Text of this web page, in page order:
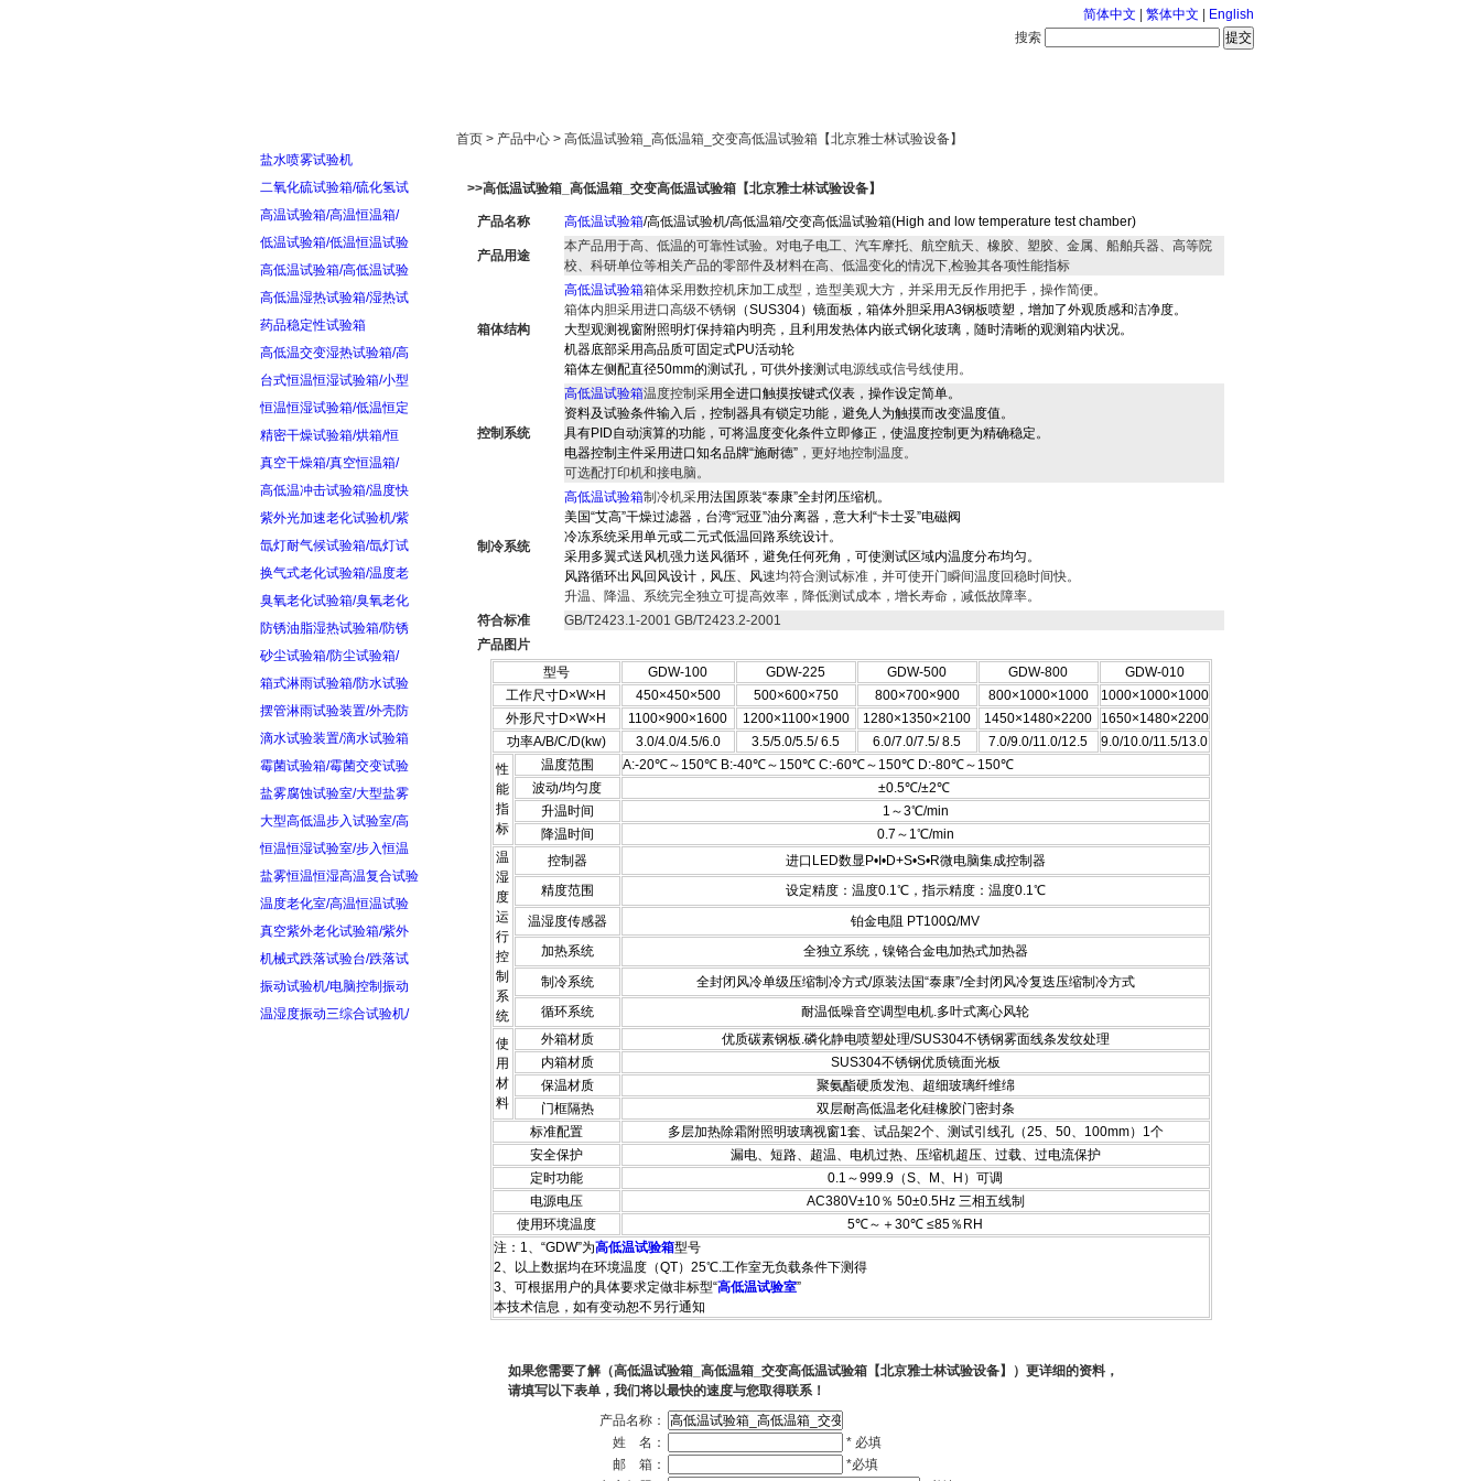
简体中文 繁体中文
English
搜索
盐水喷雾试验机
二氧化硫试验箱/硫化氢试
高温试验箱/高温恒温箱/
低温试验箱/低温恒温试验
高低温试验箱/高低温试验
高低温湿热试验箱/湿热试
药品稳定性试验箱
高低温交变湿热试验箱/高
台式恒温恒湿试验箱/小型
恒温恒湿试验箱/低温恒定
精密干燥试验箱/烘箱/恒
真空干燥箱/真空恒温箱/
高低温冲击试验箱/温度快
紫外光加速老化试验机/紫
氙灯耐气候试验箱/氙灯试
换气式老化试验箱/温度老
臭氧老化试验箱/臭氧老化
防锈油脂湿热试验箱/防锈
砂尘试验箱/防尘试验箱/
箱式淋雨试验箱/防水试验
摆管淋雨试验装置/外壳防
滴水试验装置/滴水试验箱
霉菌试验箱/霉菌交变试验
盐雾腐蚀试验室/大型盐雾
大型高低温步入试验室/高
恒温恒湿试验室/步入恒温
盐雾恒温恒湿高温复合试验
温度老化室/高温恒温试验
真空紫外老化试验箱/紫外
机械式跌落试验台/跌落试
振动试验机/电脑控制振动
温湿度振动三综合试验机/
首页 > 产品中心 > 高低温试验箱_高低温箱_交变高低温试验箱【北京雅士林试验设备】
>>高低温试验箱_高低温箱_交变高低温试验箱【北京雅士林试验设备】
产品名称 高低温试验箱/高低温试验机/高低温箱/交变高低温试验箱(High and low temperature test chamber)
产品用途
本产品用于高、低温的可靠性试验。对电子电工、汽车摩托、航空航天、橡胶、塑胶、金属、船舶兵器、高等院
校、科研单位等相关产品的零部件及材料在高、低温变化的情况下,检验其各项性能指标
箱体结构
高低温试验箱箱体采用数控机床加工成型，造型美观大方，并采用无反作用把手，操作简便。
箱体内胆采用进口高级不锈钢 （SUS304）镜面板，箱体外胆采用A3钢板喷塑，增加了外观质感和洁净度。
大型观测视窗附照明灯保持箱内明亮，且利用发热体内嵌式钢化玻璃，随时清晰的观测箱内状况。
机器底部采用高品质可固定式PU活动轮
箱体左侧配直径50mm的测试孔，可供外接测试电源线或信号线使用。
控制系统
高低温试验箱温度控制采用全进口触摸按键式仪表，操作设定简单。
资料及试验条件输入后，控制器具有锁定功能，避免人为触摸而改变温度值。
具有PID自动演算的功能，可将温度变化条件立即修正，使温度控制更为精确稳定。
电器控制主件采用进口知名品牌“施耐德” ，更好地控制温度。
可选配打印机和接电脑。
制冷系统
高低温试验箱制冷机采用法国原装“泰康”全封闭压缩机。
美国“艾高”干燥过滤器，台湾“冠亚”油分离器，意大利“卡士妥”电磁阀
冷冻系统采用单元或二元式低温回路系统设计。
采用多翼式送风机强力送风循环，避免任何死角，可使测试区域内温度分布均匀。
风路循环出风回风设计，风压、风速均符合测试标准，并可使开门瞬间温度回稳时间快。
升温、降温、系统完全独立可提高效率，降低测试成本，增长寿命，减低故障率。
符合标准
GB/T2423.1-2001 GB/T2423.2-2001
产品图片
型号
GDW-100 GDW-225 GDW-500 GDW-800
GDW-010
工作尺寸D×W×H
450×450×500 500×600×750 800×700×900 800×1000×1000
1000×1000×1000
外形尺寸D×W×H
1100×900×1600 1200×1100×1900 1280×1350×2100 1450×1480×2200
1650×1480×2200
功率A/B/C/D(kw)
3.0/4.0/4.5/6.0 3.5/5.0/5.5/ 6.5 6.0/7.0/7.5/ 8.5 7.0/9.0/11.0/12.5
9.0/10.0/11.5/13.0
性
能
指
标
温度范围
A:-20℃～150℃ B:-40℃～150℃ C:-60℃～150℃ D:-80℃～150℃
波动/均匀度
±0.5℃/±2℃
升温时间
1～3℃/min
降温时间
0.7～1℃/min
温
湿
度
运
行
控
制
系
统
控制器
进口LED数显P•I•D+S•S•R微电脑集成控制器
精度范围
设定精度：温度0.1℃，指示精度：温度0.1℃
温湿度传感器
铂金电阻 PT100Ω/MV
加热系统
全独立系统，镍铬合金电加热式加热器
制冷系统
全封闭风冷单级压缩制冷方式/原装法国“泰康”/全封闭风冷复迭压缩制冷方式
循环系统
耐温低噪音空调型电机.多叶式离心风轮
使
用
材
料
外箱材质
优质碳素钢板.磷化静电喷塑处理/SUS304不锈钢雾面线条发纹处理
内箱材质
SUS304不锈钢优质镜面光板
保温材质
聚氨酯硬质发泡、超细玻璃纤维绵
门框隔热
双层耐高低温老化硅橡胶门密封条
标准配置
多层加热除霜附照明玻璃视窗1套、试品架2个、测试引线孔（25、50、100mm）1个
安全保护
漏电、短路、超温、电机过热、压缩机超压、过载、过电流保护
定时功能
0.1～999.9（S、M、H）可调
电源电压
AC380V±10％ 50±0.5Hz 三相五线制
使用环境温度
5℃～＋30℃ ≤85％RH
注：1、“GDW”为高低温试验箱型号
2、以上数据均在环境温度（QT）25℃.工作室无负载条件下测得
3、可根据用户的具体要求定做非标型“高低温试验室”
本技术信息，如有变动恕不另行通知
如果您需要了解（高低温试验箱_高低温箱_交变高低温试验箱【北京雅士林试验设备】）更详细的资料，
请填写以下表单，我们将以最快的速度与您取得联系！
产品名称：
姓 名：
* 必填
邮 箱：
*必填